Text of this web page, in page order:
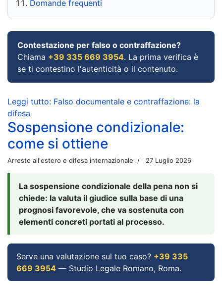
Domande frequenti
Contestazione per falso o contraffazione?
Chiama +39 335 669 3954. La prima verifica è
se ti contestino l'autenticità o il contenuto.
Leggi tutto: Falso documentale e contraffazione: la
difesa
Sospensione condizionale:
come si ottiene
Arresto all'estero e difesa internazionale 27 Luglio 2026
La sospensione condizionale della pena non si
chiede: la valuta il giudice sulla base di una
prognosi favorevole, che va sostenuta con
elementi concreti portati al processo.
Serve una valutazione sul tuo caso? +39 335
669 3954 — Studio Legale Romano, Roma.